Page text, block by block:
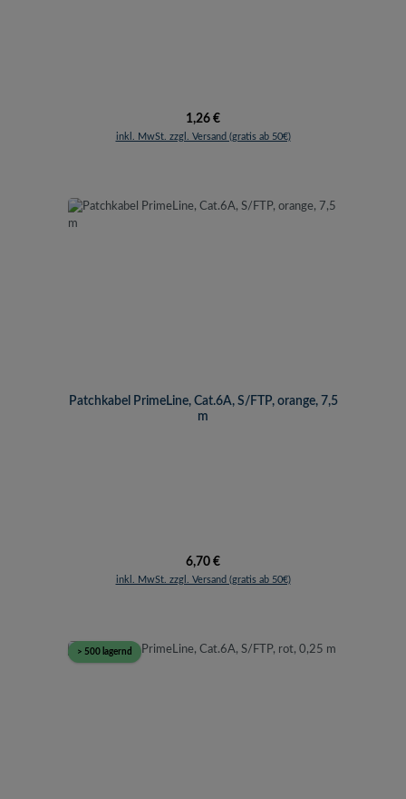
Regulärer Preis:
1,26 €
inkl. MwSt. zzgl. Versand (gratis ab 50€)
Patchkabel PrimeLine, Cat.6A, S/FTP, orange, 7,5
m
Regulärer Preis:
6,70 €
inkl. MwSt. zzgl. Versand (gratis ab 50€)
> 500 lagernd